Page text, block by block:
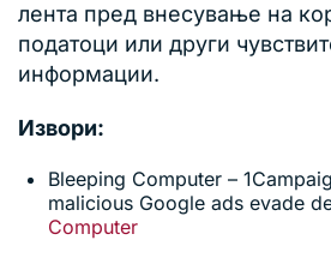
лента пред внесување на
податоци или други
информации.
Извори:
Bleeping Computer –
malicious Google ads evade
Computer